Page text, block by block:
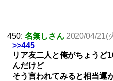
450: 名無しさん 2020/04/21(
>>445
リア友二人と俺がちょうど
んだけど
そう言われてみると相当運